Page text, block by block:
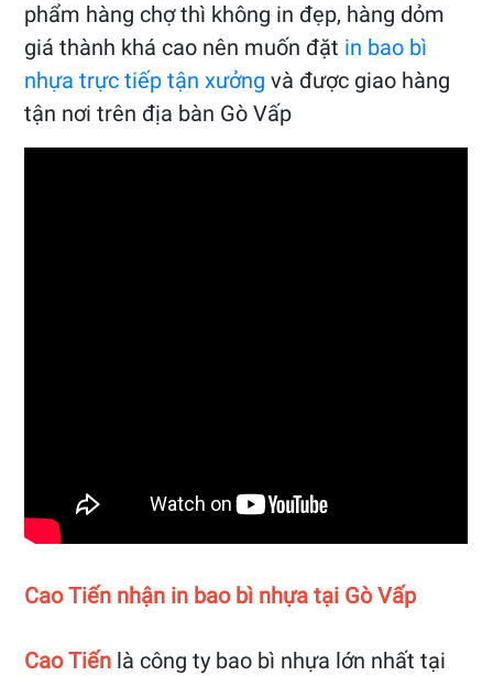
phẩm hàng chợ thì không in đẹp, hàng dỏm
giá thành khá cao nên muốn đặt in bao bì
nhựa trực tiếp tận xưởng và được giao hàng
tận nơi trên địa bàn Gò Vấp
Cao Tiến nhận in bao bì nhựa tại Gò Vấp
Cao Tiến là công ty bao bì nhựa lớn nhất tại